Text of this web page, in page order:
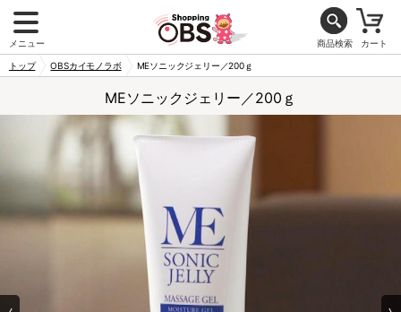
メニュー 商品検索 カート
トップ OBSカイモノラボ MEソニックジェリー／200ｇ
MEソニックジェリー／200ｇ